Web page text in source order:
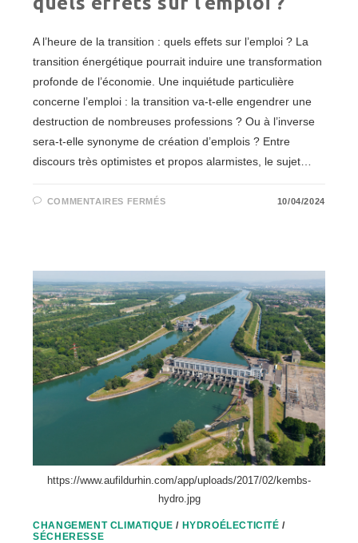
A l’heure de la transition : quels effets sur l’emploi ? La
transition énergétique pourrait induire une transformation
profonde de l’économie. Une inquiétude particulière
concerne l’emploi : la transition va-t-elle engendrer une
destruction de nombreuses professions ? Ou à l’inverse
sera-t-elle synonyme de création d’emplois ? Entre
discours très optimistes et propos alarmistes, le sujet…
COMMENTAIRES FERMÉSSUR
QUELS
EFFETS
SUR
L’EMPLOI
?
10/04/2024
https://www.aufildurhin.com/app/uploads/2017/02/kembs-
hydro.jpg
CHANGEMENT CLIMATIQUE / HYDROÉLECTICITÉ /
SÉCHERESSE